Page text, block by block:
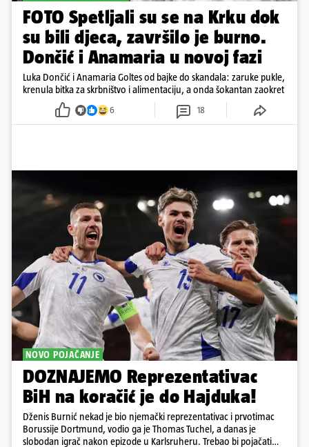
FOTO Spetljali su se na Krku dok
su bili djeca, završilo je burno.
Dončić i Anamaria u novoj fazi
Luka Dončić i Anamaria Goltes od bajke do skandala: zaruke pukle,
krenula bitka za skrbništvo i alimentaciju, a onda šokantan zaokret
6 18
NOVO POJAČANJE
DOZNAJEMO Reprezentativac
BiH na koračić je do Hajduka!
Dženis Burnić nekad je bio njemački reprezentativac i prvotimac
Borussije Dortmund, vodio ga je Thomas Tuchel, a danas je
slobodan igrač nakon epizode u Karlsruheru. Trebao bi pojačati